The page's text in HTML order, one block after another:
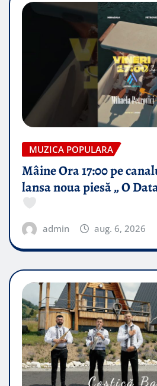
MUZICA POPULARA
Mâine Ora 17:00 pe
lansa noua piesă „ O
admin aug. 6, 2026